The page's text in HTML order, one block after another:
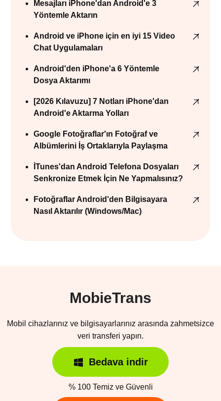
Mesajları iPhone'dan Android'e 3
Yöntemle Aktarın
Android ve iPhone için en iyi 15 Video
Chat Uygulamaları
Android'den iPhone'a 6 Yöntemle
Dosya Aktarımı
[2026 Kılavuzu] 7 Notları iPhone'dan
Android'e Aktarma Yolları
Google Fotoğraflar'ın Fotoğraf ve
Albümlerini İş Ortaklarıyla Paylaşma
İTunes'dan Android Telefona Dosyaları
Senkronize Etmek İçin Ne Yapmalısınız?
Fotoğraflar Android'den Bilgisayara
Nasıl Aktarılır (Windows/Mac)
MobieTrans
Mobil cihazlarınız ve bilgisayarlarınız arasında zahmetsizce
veri transferi yapın.
Bedava indir
% 100 Temiz ve Güvenli